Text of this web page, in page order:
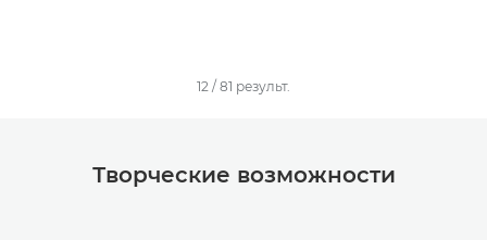
12 / 81 результ.
Творческие возможности